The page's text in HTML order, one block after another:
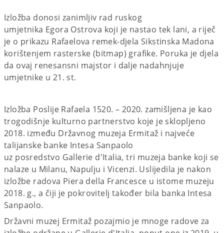
Izložba donosi zanimljiv rad ruskog
umjetnika Egora Ostrova koji je nastao tek lani, a riječ
je o prikazu Rafaelova remek-djela Sikstinska Madona
korištenjem rasterske (bitmap) grafike. Poruka je djela
da ovaj renesansni majstor i dalje nadahnjuje
umjetnike u 21. st.
Izložba Poslije Rafaela 1520. – 2020. zamišljena je kao
trogodišnje kulturno partnerstvo koje je sklopljeno
2018. između Državnog muzeja Ermitaž i najveće
talijanske banke Intesa Sanpaolo
uz posredstvo Gallerie d'Italia, tri muzeja banke koji se
nalaze u Milanu, Napulju i Vicenzi. Uslijedila je nakon
izložbe radova Piera della Francesce u istome muzeju
2018. g., a čiji je pokrovitelj također bila banka Intesa
Sanpaolo.
Državni muzej Ermitaž pozajmio je mnoge radove za